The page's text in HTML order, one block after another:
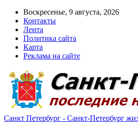
Воскресенье, 9 августа, 2026
Контакты
Лента
Политика сайта
Карта
Реклама на сайте
Санкт Петербург - Санкт-Петербург